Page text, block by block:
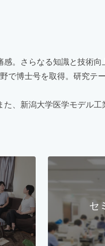
。さらなる知識と技術
で博士号を取得。研究テ
、新潟大学医学モデル工
セ